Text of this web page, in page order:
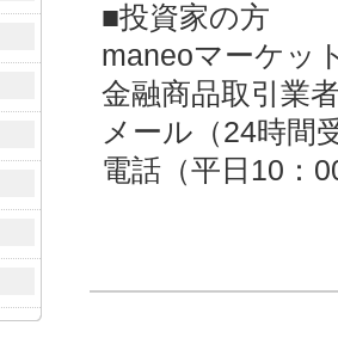
■投資家の方
maneoマーケッ
金融商品取引業
メール（24時間
電話（平日10：